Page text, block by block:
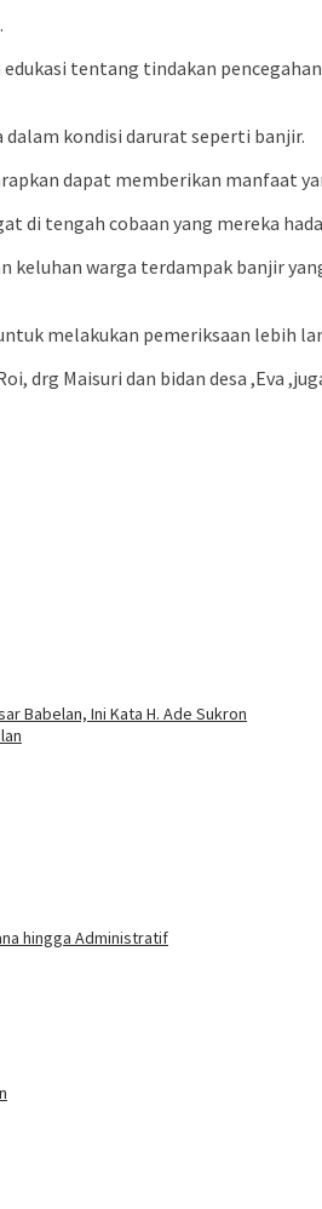
tentang tindakan
kondisi darurat seperti banjir.
dapat memberikan manfaat
di tengah cobaan yang mereka
keluhan warga terdampak banjir
melakukan pemeriksaan lebih
Maisuri dan bidan desa ,Eva
Babelan, Ini Kata H. Ade Sukron
hingga Administratif